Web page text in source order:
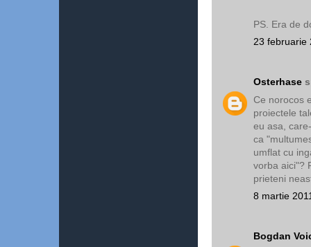
PS. Era de
23 februarie
Osterhase
Ce norocos
proiectele
eu asa,
ca
umflat cu
vorba aici"?
prieteni
8 martie
Bogdan